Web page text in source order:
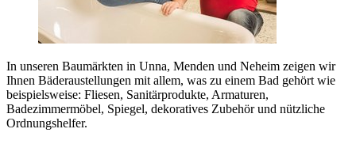
In unseren Baumärkten in Unna, Menden und Neheim zeigen wir
Ihnen Bäderaustellungen mit allem, was zu einem Bad gehört wie
beispielsweise: Fliesen, Sanitärprodukte, Armaturen,
Badezimmermöbel, Spiegel, dekoratives Zubehör und nützliche
Ordnungshelfer.